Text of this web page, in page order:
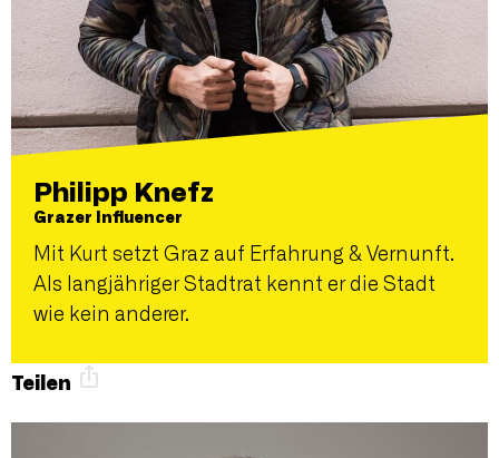
Philipp Knefz
Grazer Influencer
Mit Kurt setzt Graz auf Erfahrung & Vernunft.
Als langjähriger Stadtrat kennt er die Stadt
wie kein anderer.
Teilen